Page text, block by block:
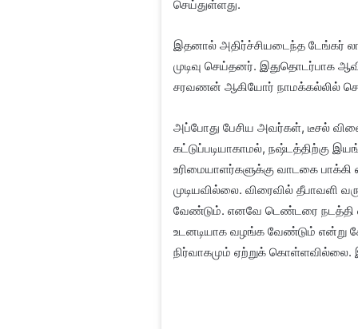
செய்துள்ளது.
இதனால் அதிர்ச்சியடைந்த டேங்கர்
முடிவு செய்தனர். இதுதொடர்பாக
சரவணன் ஆகியோர் நாமக்கல்லில்
அப்போது பேசிய அவர்கள், டீசல்
கட்டுப்படியாகாமல், நஷ்டத்திற்கு
உரிமையாளர்களுக்கு வாடகை
முடியவில்லை. விரைவில் தீபாவளி
வேண்டும். எனவே டெண்டரை
உடனடியாக வழங்க வேண்டும்
நிர்வாகமும் ஏற்றுக் கொள்ளவில்லை.